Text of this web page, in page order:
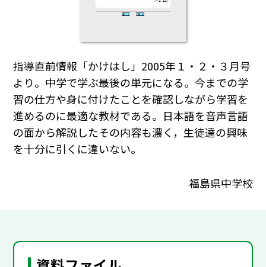
指導直前情報「かけはし」2005年１・２・３月号
より。中学で学ぶ最後の単元になる。今までの学
習の仕方や身に付けたことを確認しながら学習を
進めるのに最適な教材である。日本語を音声言語
の面から解説したその内容も濃く，生徒達の興味
を十分に引くに違いない。
福島県中学校